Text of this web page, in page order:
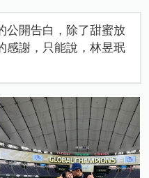
公開告白，除了甜蜜放
感謝，只能說，林昱珉